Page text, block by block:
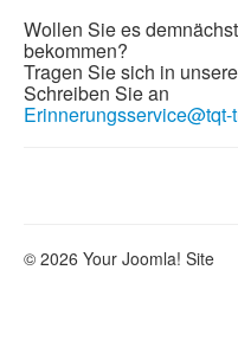
Wollen Sie es
bekommen?
Tragen Sie sich in unsere
Schreiben Sie an
Erinnerungsservice@tqt-
© 2026 Your Joomla! Site